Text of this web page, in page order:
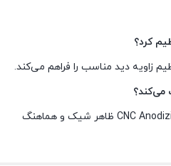
خیر، طراحی Sandblasting و CNC Anodizing ظاهر شیک و هماهنگ